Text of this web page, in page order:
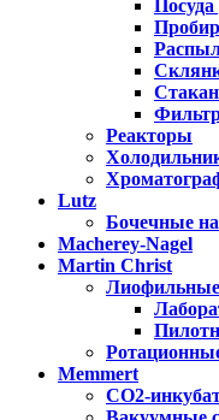
Реакторы
Lutz
Бочечные
Macherey-Nagel
Martin Christ
Memmert
CO2-